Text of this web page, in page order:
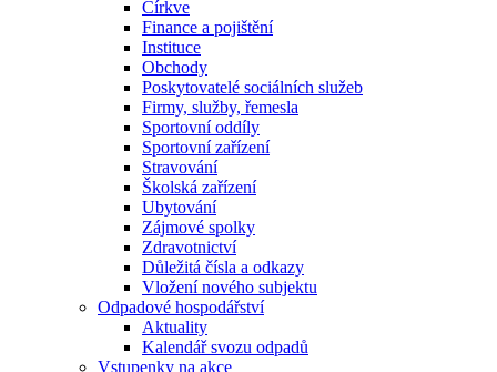
Církve
Finance a pojištění
Instituce
Obchody
Poskytovatelé sociálních služeb
Firmy, služby, řemesla
Sportovní oddíly
Sportovní zařízení
Stravování
Školská zařízení
Ubytování
Zájmové spolky
Zdravotnictví
Důležitá čísla a odkazy
Vložení nového subjektu
Odpadové hospodářství
Aktuality
Kalendář svozu odpadů
Vstupenky na akce